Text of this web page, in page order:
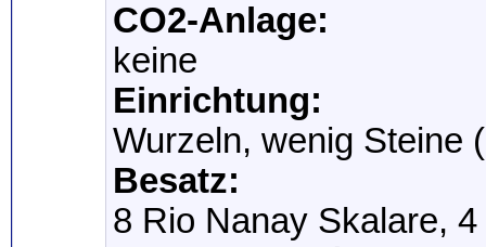
CO2-Anlage:
keine
Einrichtung:
Wurzeln, wenig Steine
Besatz:
8 Rio Nanay Skalare,